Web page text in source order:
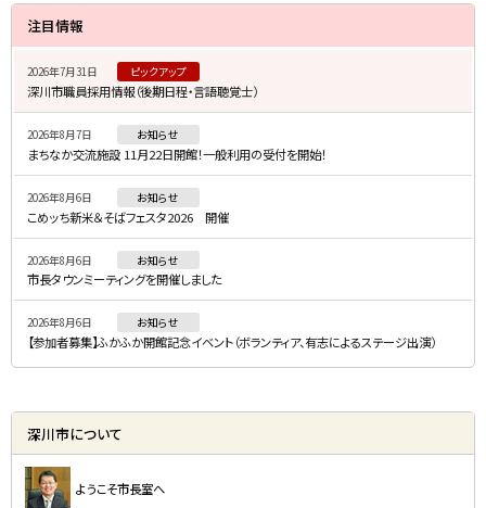
サ
イ
・
メ
ニ
ュ
ー
注目情報
2026年7月31日 ピックアップ
深川市職員採用情報（後期日程・言語聴覚士）
2026年8月7日 お知らせ
まちなか交流施設 11月22日開館！一般利用の受付を開始！
2026年8月6日 お知らせ
こめッち新米＆そばフェスタ2026 開催
2026年8月6日 お知らせ
市長タウンミーティングを開催しました
2026年8月6日 お知らせ
【参加者募集】ふかふか開館記念イベント（ボランティア、有志によるステージ出演）
深川市について
ようこそ市長室へ